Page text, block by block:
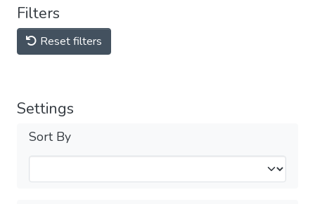
Filters
Reset filters
Settings
Sort By